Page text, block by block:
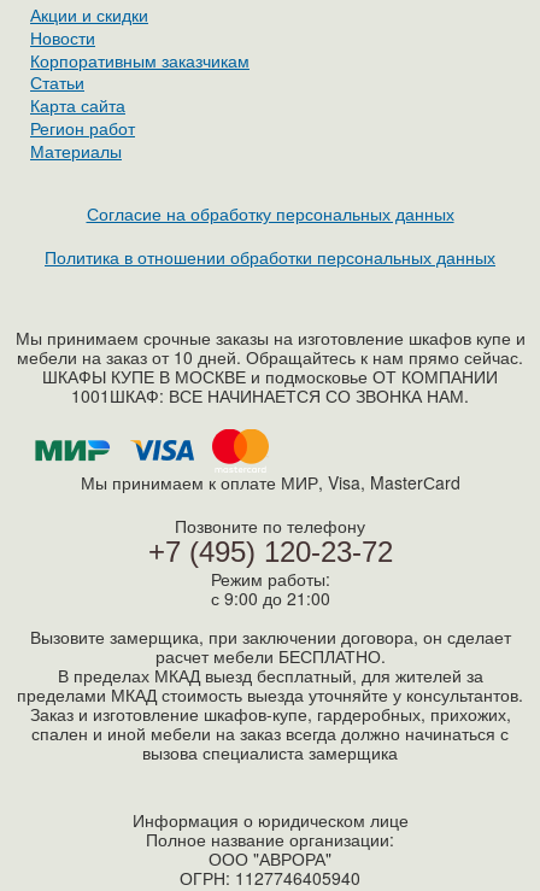
Акции и скидки
Новости
Корпоративным заказчикам
Статьи
Карта сайта
Регион работ
Материалы
Согласие на обработку персональных данных
Политика в отношении обработки персональных данных
Мы принимаем срочные заказы на изготовление шкафов купе и
мебели на заказ от 10 дней. Обращайтесь к нам прямо сейчас.
ШКАФЫ КУПЕ В МОСКВЕ и подмосковье ОТ КОМПАНИИ
1001ШКАФ: ВСЕ НАЧИНАЕТСЯ СО ЗВОНКА НАМ.
Мы принимаем к оплате МИР, Visa, MasterСard
Позвоните по телефону
+7 (495) 120-23-72
Режим работы:
с 9:00 до 21:00
Вызовите замерщика, при заключении договора, он сделает
расчет мебели БЕСПЛАТНО.
В пределах МКАД выезд бесплатный, для жителей за
пределами МКАД стоимость выезда уточняйте у консультантов.
Заказ и изготовление шкафов-купе, гардеробных, прихожих,
спален и иной мебели на заказ всегда должно начинаться с
вызова специалиста замерщика
Информация о юридическом лице
Полное название организации:
ООО "АВРОРА"
ОГРН: 1127746405940